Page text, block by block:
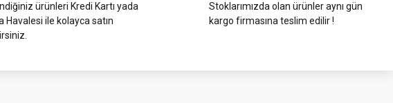
ürünleri Kredi Kartı yada
Havalesi ile kolayca satın
Stoklarımızda olan ürünler aynı gün
kargo firmasına teslim edilir !